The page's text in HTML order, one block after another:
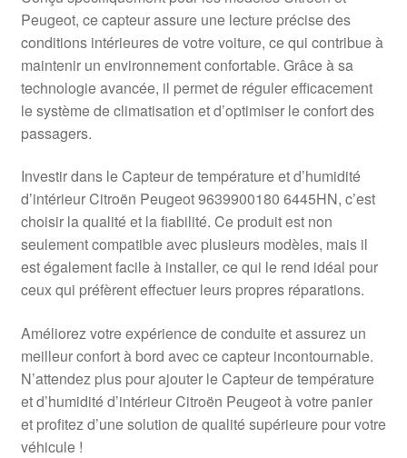
Plainte
Politique de confidentialité
Procédure de Réclamation
Peugeot, ce capteur assure une lecture précise des
conditions intérieures de votre voiture, ce qui contribue à
maintenir un environnement confortable. Grâce à sa
technologie avancée, il permet de réguler efficacement
le système de climatisation et d’optimiser le confort des
passagers.
Investir dans le Capteur de température et d’humidité
d’intérieur Citroën Peugeot 9639900180 6445HN, c’est
choisir la qualité et la fiabilité. Ce produit est non
seulement compatible avec plusieurs modèles, mais il
est également facile à installer, ce qui le rend idéal pour
ceux qui préfèrent effectuer leurs propres réparations.
Améliorez votre expérience de conduite et assurez un
meilleur confort à bord avec ce capteur incontournable.
N’attendez plus pour ajouter le Capteur de température
et d’humidité d’intérieur Citroën Peugeot à votre panier
et profitez d’une solution de qualité supérieure pour votre
véhicule !